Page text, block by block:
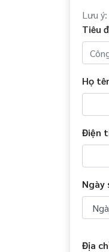
Lưu
Tiêu
Họ
Điện
Ngày
Địa